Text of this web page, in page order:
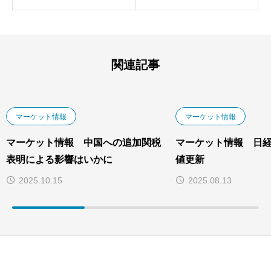
関連記事
マーケット情報
マーケット情報 中国への追加関税
表明による影響はいかに
2025.10.15
マーケット情報
マーケット情報 日
値更新
2025.08.13